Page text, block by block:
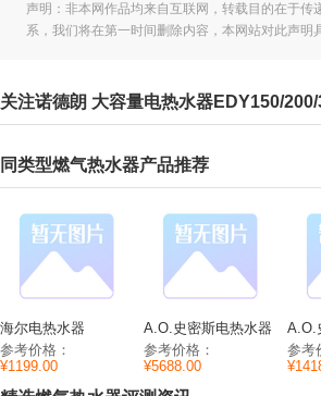
声明：非本网作品均来自互联网，转载目的在于
系，我们将在第一时间删除内容，本网站对此声明
关注诺德朗 大容量电热水器EDY150/
同类型燃气热水器产品推荐
海尔电热水器
ES80H-HC(E)功能参
数/价格/图片
参考价格：
¥1199.00
A.O.史密斯电热水器
EWH-100D9功能参
数/价格/图片
参考价格：
¥5688.00
A.O.
水器
能参
参考